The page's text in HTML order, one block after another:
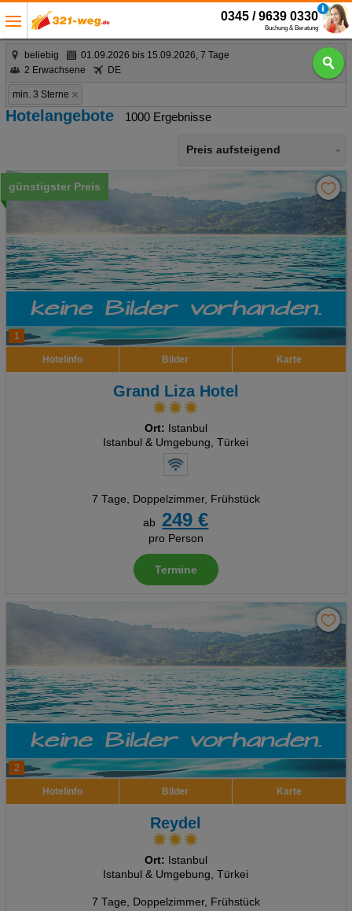
0345 / 9639 0330
Buchung & Beratung
beliebig
01.09.2026 bis 15.09.2026, 7 Tage
2 Erwachsene
DE
min. 3 Sterne
Hotelangebote 1000 Ergebnisse
Preis aufsteigend
1
günstigster Preis
Hotelinfo Bilder Karte
Grand Liza Hotel
Ort: Istanbul
Istanbul & Umgebung, Türkei
7 Tage, Doppelzimmer, Frühstück
ab
249 €
pro Person
Termine
2
Hotelinfo Bilder Karte
Reydel
Ort: Istanbul
Istanbul & Umgebung, Türkei
7 Tage, Doppelzimmer, Frühstück